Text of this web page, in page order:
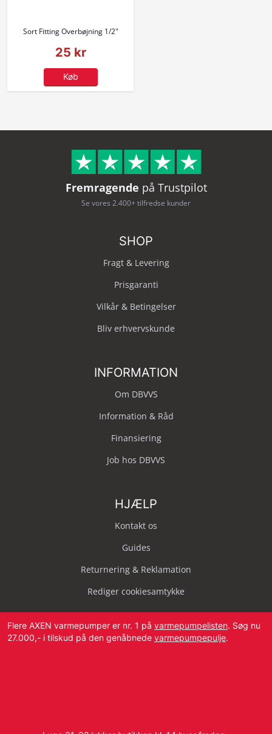
Sort Fitting Overbøjning 1/2"
25 kr
Køb
Fremragende på Trustpilot
Se vores 2.400+ tilfredse kunder
SHOP
Fragt & Levering
Prisgaranti
Vilkår & Betingelser
Bliv erhvervskunde
INFORMATION
Om DBVVS
Information & Råd
Finansiering
Job hos DBVVS
HJÆLP
Kontakt os
Guides
Returnering & Reklamation
Rediger cookiesamtykke
Flere AXEN varmepumper er nr. 1 på varmepumpelisten. Søg nu
27.000,- i tilskud på den genåbnede varmepumpepulje.